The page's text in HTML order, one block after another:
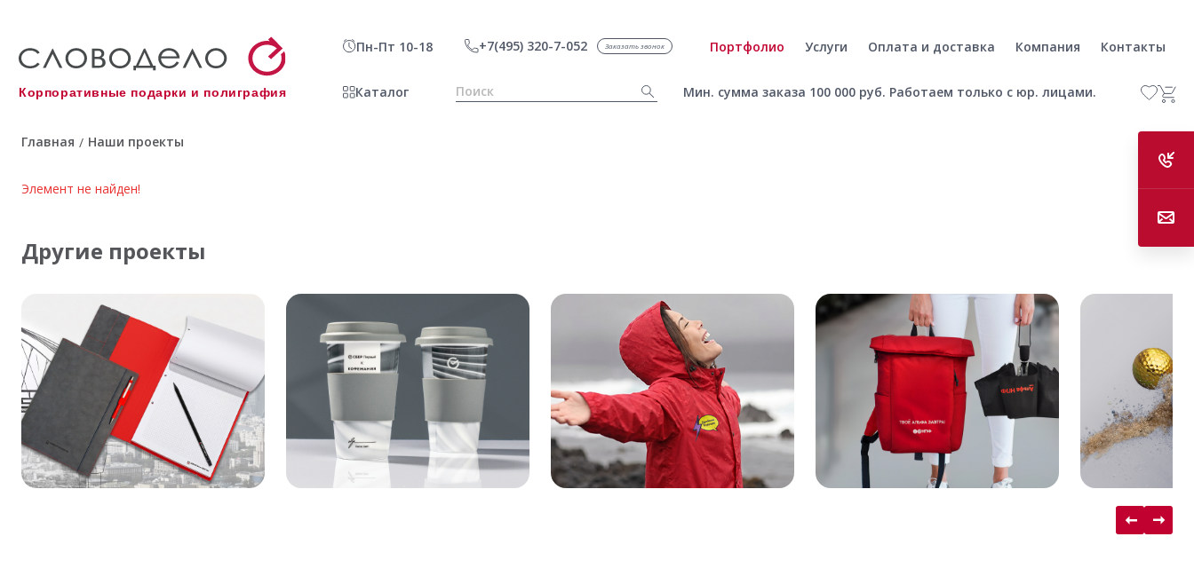
Корпоративные подарки и полиграфия
Пн-Пт 10-18 +7(495) 320-7-052 Заказать звонок Портфолио Услуги Оплата и доставка Компания Контакты
Каталог Мин. сумма заказа 100 000 руб. Работаем только с юр. лицами.
Главная / Наши проекты
Элемент не найден!
Другие проекты